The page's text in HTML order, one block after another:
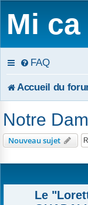
Mi
FAQ
Accueil du
Notre
Nouveau sujet
Le